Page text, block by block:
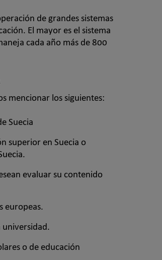
de grandes sistemas
El mayor es el sistema
cada año más de 800
mencionar los siguientes:
Suecia
superior en Suecia o
evaluar su contenido
europeas.
universidad.
o de educación